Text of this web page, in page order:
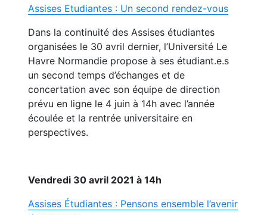
Assises Etudiantes : Un second rendez-vous
Dans la continuité des Assises étudiantes
organisées le 30 avril dernier, l’Université Le
Havre Normandie propose à ses étudiant.e.s
un second temps d’échanges et de
concertation avec son équipe de direction
prévu en ligne le 4 juin à 14h avec l’année
écoulée et la rentrée universitaire en
perspectives.
Vendredi 30 avril 2021 à 14h
Assises Étudiantes : Pensons ensemble l’avenir